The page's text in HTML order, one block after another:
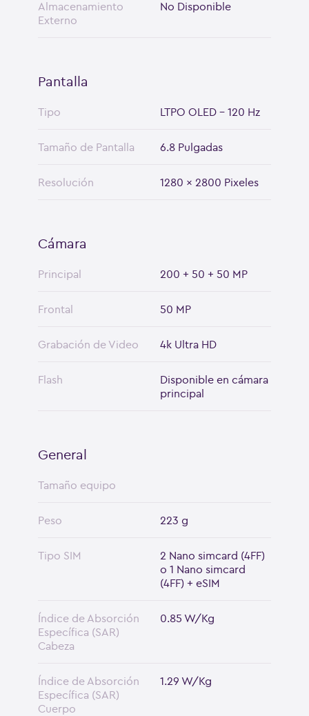
Almacenamiento
Externo
No Disponible
Pantalla
Tipo LTPO OLED - 120 Hz
Tamaño de Pantalla 6.8 Pulgadas
Resolución 1280 x 2800 Pixeles
Cámara
Principal 200 + 50 + 50 MP
Frontal 50 MP
Grabación de Video 4k Ultra HD
Flash
Disponible en cámara
principal
General
Tamaño equipo
Peso 223 g
Tipo SIM
2 Nano simcard (4FF)
o 1 Nano simcard
(4FF) + eSIM
Índice de Absorción
Específica (SAR)
Cabeza
0.85 W/Kg
Índice de Absorción
Específica (SAR)
Cuerpo
1.29 W/Kg